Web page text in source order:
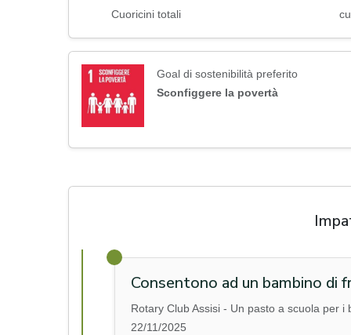
Cuoricini totali
Goal di sostenibilità preferito
Sconfiggere la povertà
Consentono ad un bambino di
Rotary Club Assisi - Un pasto a scuola per i
22/11/2025